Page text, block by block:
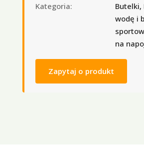
Kategoria:
Butelki,
wodę i
na
Zapytaj o produkt